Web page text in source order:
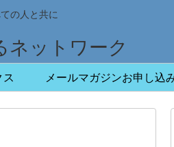
の人と共に
ネットワーク
メールマガジンお申し込